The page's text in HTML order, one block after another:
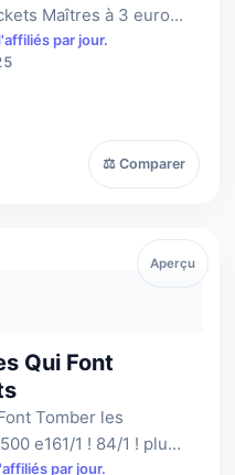
Maîtres à 3 euros
par jour.
⚖ Comparer
Qui Font
Tomber les
e161/1 ! 84/1 ! plus
ticket.4…par jour.
Aperçu